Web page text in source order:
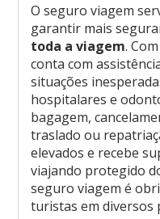
O seguro viagem
garantir mais
toda a viagem.
conta com
situações
hospitalares e
bagagem,
traslado ou
elevados e recebe
viajando protegido
seguro viagem é
turistas em diversos